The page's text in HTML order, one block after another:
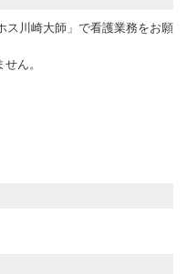
ス川崎大師」で看護業務をお願
ん。